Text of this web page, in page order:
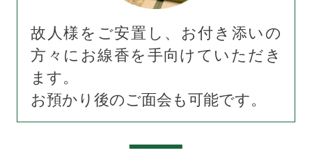
故人様をご安置し、お付き添いの
方々にお線香を手向けていただき
ます。
お預かり後のご面会も可能です。